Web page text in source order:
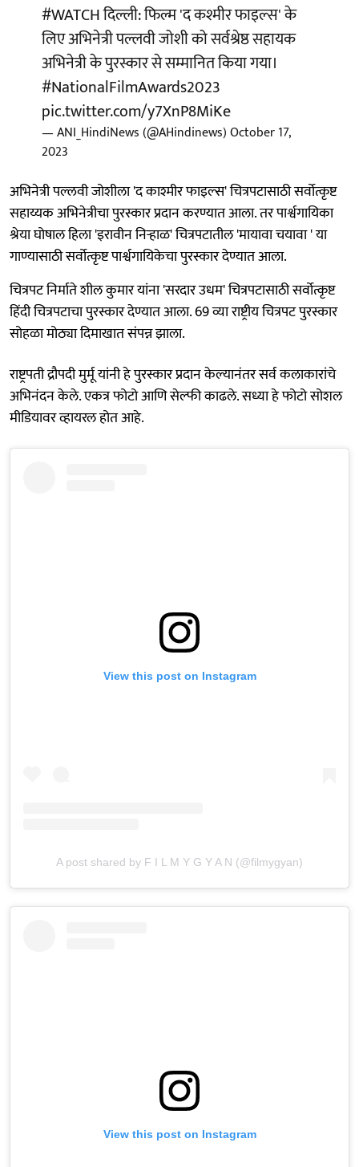
#WATCHदिल्ली: फिल्म 'द कश्मीर फाइल्स' के
लिए अभिनेत्री पल्लवी जोशी को सर्वश्रेष्ठ सहायक
अभिनेत्री के पुरस्कार से सम्मानित किया गया।
#NationalFilmAwards2023
pic.twitter.com/y7XnP8MiKe
— ANI_HindiNews (@AHindinews)October 17,
2023
अभिनेत्री पल्लवी जोशीला 'द काश्मीर फाइल्स' चित्रपटासाठी सर्वोत्कृष्ट
सहाय्यक अभिनेत्रीचा पुरस्कार प्रदान करण्यात आला. तर पार्श्वगायिका
श्रेया घोषाल हिला 'इरावीन निऱ्हाळ' चित्रपटातील 'मायावा चयावा ' या
गाण्यासाठी सर्वोत्कृष्ट पार्श्वगायिकेचा पुरस्कार देण्यात आला.
चित्रपट निर्माते शील कुमार यांना 'सरदार उधम' चित्रपटासाठी सर्वोत्कृष्ट
हिंदी चित्रपटाचा पुरस्कार देण्यात आला. 69 व्या राष्ट्रीय चित्रपट पुरस्कार
सोहळा मोठ्या दिमाखात संपन्न झाला.
राष्ट्रपती द्रौपदी मुर्मू यांनी हे पुरस्कार प्रदान केल्यानंतर सर्व कलाकारांचे
अभिनंदन केले. एकत्र फोटो आणि सेल्फी काढले. सध्या हे फोटो सोशल
मीडियावर व्हायरल होत आहे.
View this post on Instagram
A post shared by F I L M Y G Y A N (@filmygyan)
View this post on Instagram